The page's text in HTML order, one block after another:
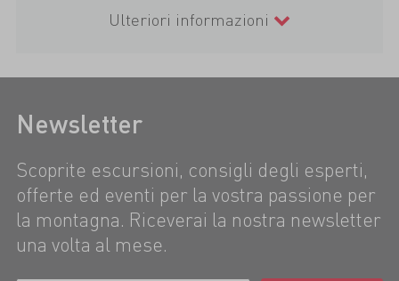
Ulteriori informazioni
Newsletter
Scoprite escursioni, consigli degli esperti,
offerte ed eventi per la vostra passione per
la montagna. Riceverai la nostra newsletter
una volta al mese.